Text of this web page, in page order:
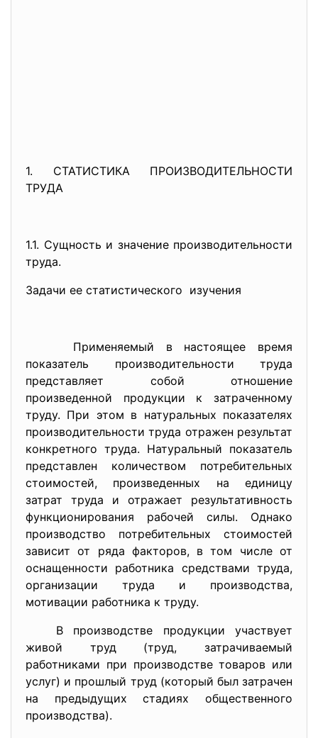
1. СТАТИСТИКА ПРОИЗВОДИТЕЛЬНОСТИ
ТРУДА
1.1. Сущность и значение производительности
труда.
Задачи ее статистического изучения
Применяемый в настоящее время
показатель производительности труда
представляет собой отношение
произведенной продукции к затраченному
труду. При этом в натуральных показателях
производительности труда отражен результат
конкретного труда. Натуральный показатель
представлен количеством потребительных
стоимостей, произведенных на единицу
затрат труда и отражает результативность
функционирования рабочей силы. Однако
производство потребительных стоимостей
зависит от ряда факторов, в том числе от
оснащенности работника средствами труда,
организации труда и производства,
мотивации работника к труду.
В производстве продукции участвует
живой труд (труд, затрачиваемый
работниками при производстве товаров или
услуг) и прошлый труд (который был затрачен
на предыдущих стадиях общественного
производства).